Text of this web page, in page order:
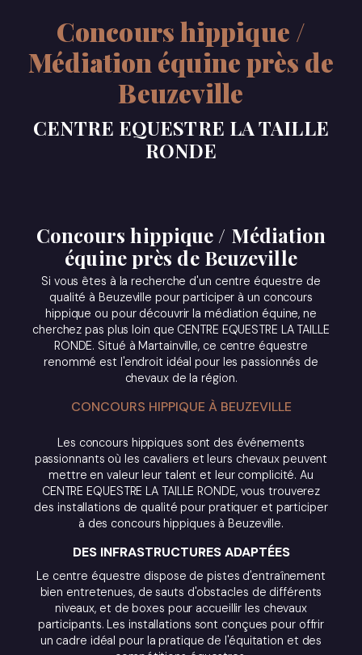
Concours hippique /
Médiation équine près de
Beuzeville
CENTRE EQUESTRE LA TAILLE
RONDE
Concours hippique / Médiation
équine près de Beuzeville
Si vous êtes à la recherche d'un centre équestre de
qualité à Beuzeville pour participer à un concours
hippique ou pour découvrir la médiation équine, ne
cherchez pas plus loin que CENTRE EQUESTRE LA TAILLE
RONDE. Situé à Martainville, ce centre équestre
renommé est l'endroit idéal pour les passionnés de
chevaux de la région.
CONCOURS HIPPIQUE À BEUZEVILLE
Les concours hippiques sont des événements
passionnants où les cavaliers et leurs chevaux peuvent
mettre en valeur leur talent et leur complicité. Au
CENTRE EQUESTRE LA TAILLE RONDE, vous trouverez
des installations de qualité pour pratiquer et participer
à des concours hippiques à Beuzeville.
DES INFRASTRUCTURES ADAPTÉES
Le centre équestre dispose de pistes d'entraînement
bien entretenues, de sauts d'obstacles de différents
niveaux, et de boxes pour accueillir les chevaux
participants. Les installations sont conçues pour offrir
un cadre idéal pour la pratique de l'équitation et des